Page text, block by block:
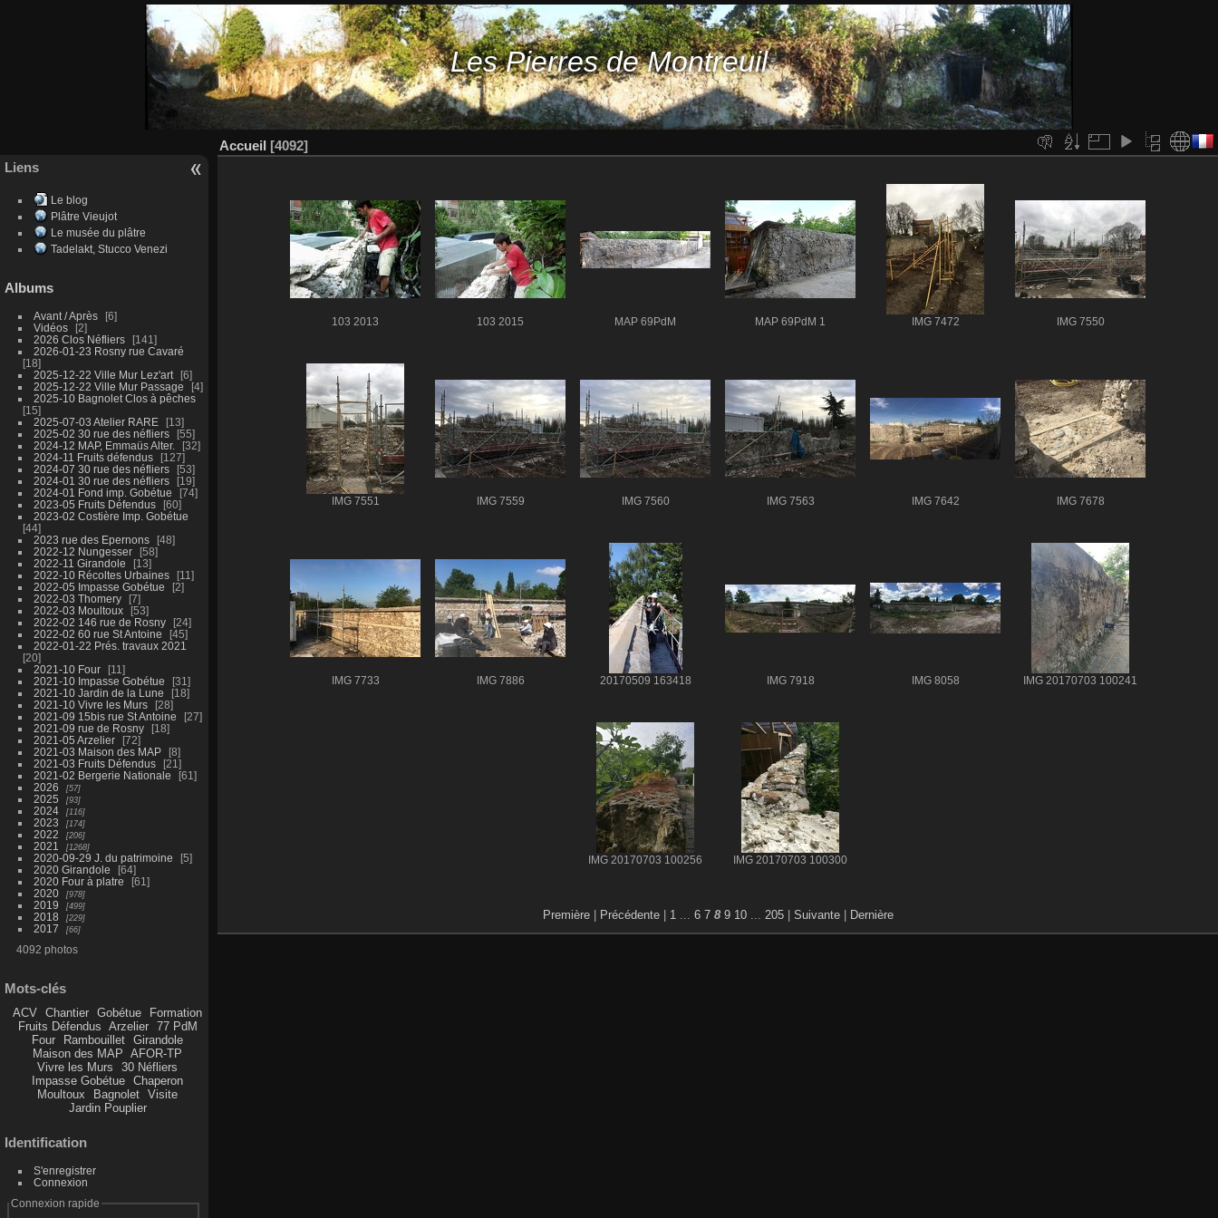
Les Pierres de Montreuil
Liens
Le blog
Plâtre Vieujot
Le musée du plâtre
Tadelakt, Stucco Venezi
Albums
Avant / Après
6
Vidéos
2
2026 Clos Néfliers
141
2026-01-23 Rosny rue Cavaré
18
2025-12-22 Ville Mur Lez'art
6
2025-12-22 Ville Mur Passage
4
2025-10 Bagnolet Clos à pêches
15
2025-07-03 Atelier RARE
13
2025-02 30 rue des néfliers
55
2024-12 MAP, Emmaüs Alter.
32
2024-11 Fruits défendus
127
2024-07 30 rue des néfliers
53
2024-01 30 rue des néfliers
19
2024-01 Fond imp. Gobétue
74
2023-05 Fruits Défendus
60
2023-02 Costière Imp. Gobétue
44
2023 rue des Epernons
48
2022-12 Nungesser
58
2022-11 Girandole
13
2022-10 Récoltes Urbaines
11
2022-05 Impasse Gobétue
2
2022-03 Thomery
7
2022-03 Moultoux
53
2022-02 146 rue de Rosny
24
2022-02 60 rue St Antoine
45
2022-01-22 Prés. travaux 2021
20
2021-10 Four
11
2021-10 Impasse Gobétue
31
2021-10 Jardin de la Lune
18
2021-10 Vivre les Murs
28
2021-09 15bis rue St Antoine
27
2021-09 rue de Rosny
18
2021-05 Arzelier
72
2021-03 Maison des MAP
8
2021-03 Fruits Défendus
21
2021-02 Bergerie Nationale
61
2026
57
2025 93
2024 116
2023 174
2022 206
2021 1268
2020-09-29 J. du patrimoine
5
2020 Girandole
64
2020 Four à platre
61
2020
978
2019 499
2018 229
2017 66
4092 photos
Mots-clés
ACV Chantier Gobétue
Formation
Fruits Défendus Arzelier
77 PdM
Four
Rambouillet
Girandole
Maison des MAP
AFOR-TP
Vivre les Murs
30 Néfliers
Impasse Gobétue
Chaperon
Moultoux
Bagnolet
Visite
Jardin Pouplier
Identification
S'enregistrer
Connexion
Connexion rapide
Accueil 4092
103 2013 103 2015 MAP 69PdM MAP 69PdM 1 IMG 7472 IMG 7550
IMG 7551 IMG 7559 IMG 7560 IMG 7563 IMG 7642 IMG 7678
IMG 7733 IMG 7886 20170509 163418 IMG 7918 IMG 8058 IMG 20170703 100241
IMG 20170703 100256 IMG 20170703 100300
Première| Précédente| 1... 6 7 8 9 10... 205 Suivante Dernière